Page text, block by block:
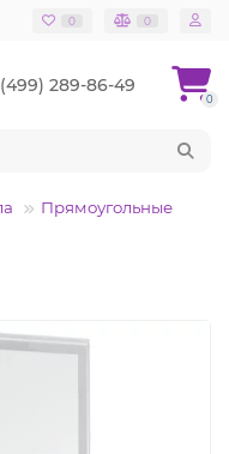
0 0
289-86-49
0
Прямоугольные